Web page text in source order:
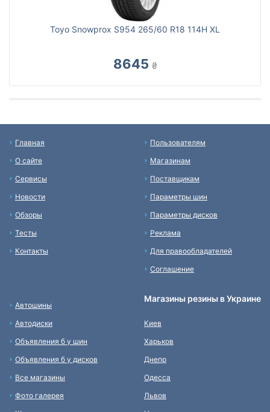
Toyo Snowprox S954 265/60 R18 114H XL
8645 ₴
Главная
О сайте
Сервисы
Новости
Обзоры
Тесты
Контакты
Пользователям
Магазинам
Поставщикам
Параметры шин
Параметры дисков
Реклама
Для правообладателей
Соглашение
Автошины
Автодиски
Объявления б у шин
Объявления б у дисков
Все магазины
Фото галерея
Магазины резины в Украине
Киев
Харьков
Днепр
Одесса
Львов